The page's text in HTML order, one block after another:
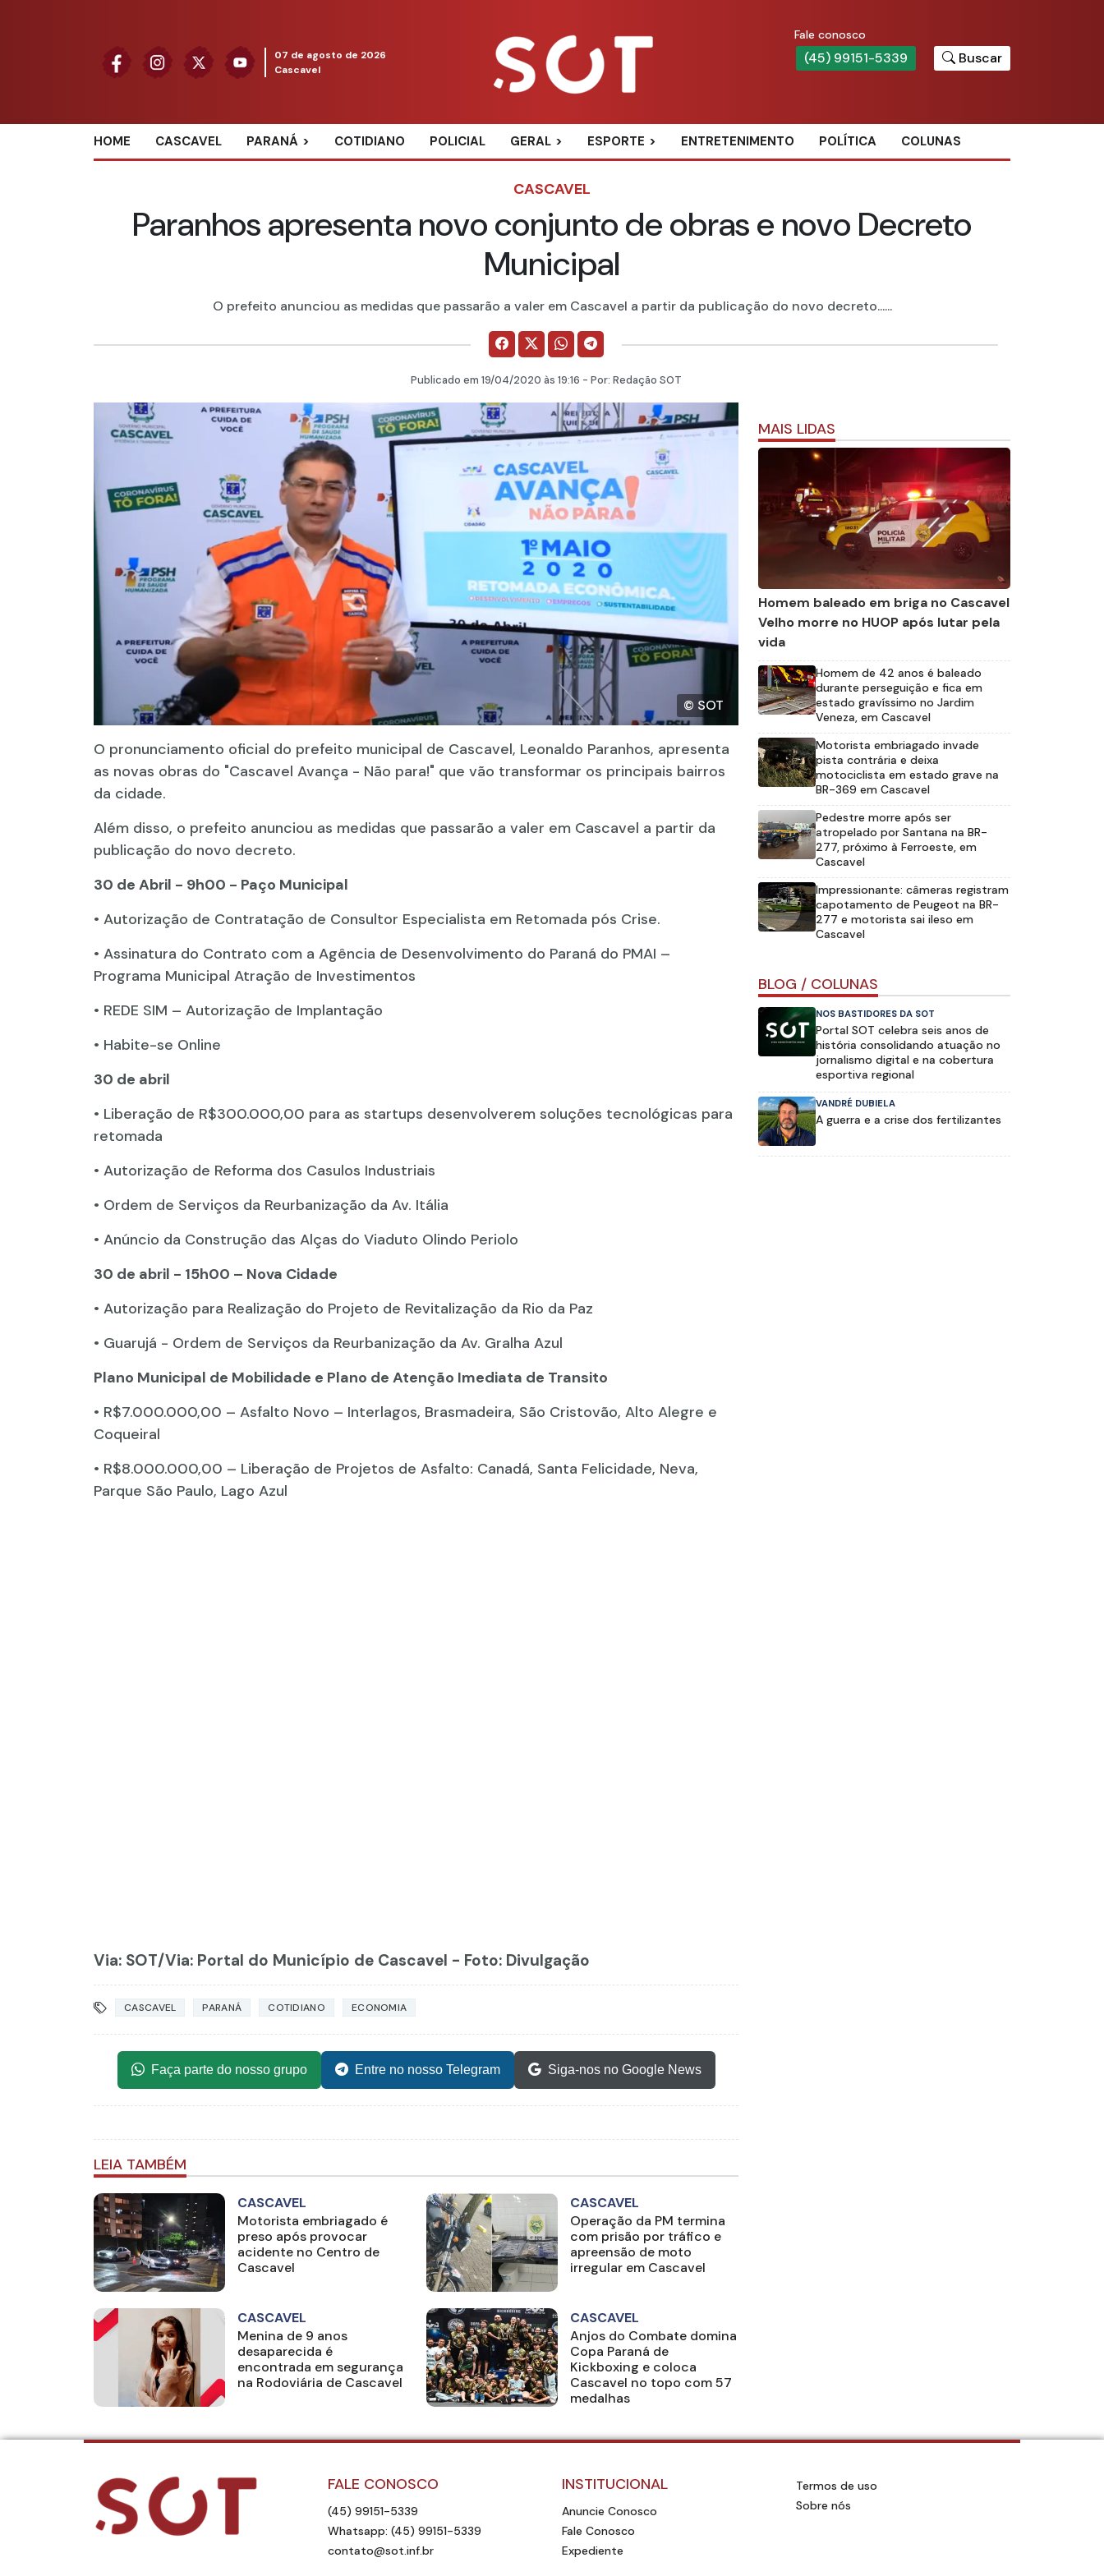
07 de agosto de 2026
Cascavel
Fale conosco
(45) 99151-5339 Buscar
HOME CASCAVEL PARANÁ COTIDIANO POLICIAL GERAL ESPORTE ENTRETENIMENTO POLÍTICA COLUNAS
CASCAVEL
Paranhos apresenta novo conjunto de obras e novo Decreto
Municipal
O prefeito anunciou as medidas que passarão a valer em Cascavel a partir da publicação do novo decreto......
Publicado em 19/04/2020 às 19:16 - Por: Redação SOT
© SOT
O pronunciamento oficial do prefeito municipal de Cascavel, Leonaldo Paranhos, apresenta
as novas obras do "Cascavel Avança - Não para!" que vão transformar os principais bairros
da cidade.
Além disso, o prefeito anunciou as medidas que passarão a valer em Cascavel a partir da
publicação do novo decreto.
30 de Abril - 9h00 - Paço Municipal
• Autorização de Contratação de Consultor Especialista em Retomada pós Crise.
• Assinatura do Contrato com a Agência de Desenvolvimento do Paraná do PMAI –
Programa Municipal Atração de Investimentos
• REDE SIM – Autorização de Implantação
• Habite-se Online
30 de abril
• Liberação de R$300.000,00 para as startups desenvolverem soluções tecnológicas para
retomada
• Autorização de Reforma dos Casulos Industriais
• Ordem de Serviços da Reurbanização da Av. Itália
• Anúncio da Construção das Alças do Viaduto Olindo Periolo
30 de abril - 15h00 – Nova Cidade
• Autorização para Realização do Projeto de Revitalização da Rio da Paz
• Guarujá - Ordem de Serviços da Reurbanização da Av. Gralha Azul
Plano Municipal de Mobilidade e Plano de Atenção Imediata de Transito
• R$7.000.000,00 – Asfalto Novo – Interlagos, Brasmadeira, São Cristovão, Alto Alegre e
Coqueiral
• R$8.000.000,00 – Liberação de Projetos de Asfalto: Canadá, Santa Felicidade, Neva,
Parque São Paulo, Lago Azul
Via: SOT/Via: Portal do Município de Cascavel - Foto: Divulgação
CASCAVEL PARANÁ COTIDIANO ECONOMIA
Faça parte do nosso grupo Entre no nosso Telegram Siga-nos no Google News
LEIA TAMBÉM
CASCAVEL
Motorista embriagado é
preso após provocar
acidente no Centro de
Cascavel
CASCAVEL
Operação da PM termina
com prisão por tráfico e
apreensão de moto
irregular em Cascavel
CASCAVEL
Menina de 9 anos
desaparecida é
encontrada em segurança
na Rodoviária de Cascavel
CASCAVEL
Anjos do Combate domina
Copa Paraná de
Kickboxing e coloca
Cascavel no topo com 57
medalhas
MAIS LIDAS
Homem baleado em briga no Cascavel
Velho morre no HUOP após lutar pela
vida
Homem de 42 anos é baleado
durante perseguição e fica em
estado gravíssimo no Jardim
Veneza, em Cascavel
Motorista embriagado invade
pista contrária e deixa
motociclista em estado grave na
BR-369 em Cascavel
Pedestre morre após ser
atropelado por Santana na BR-
277, próximo à Ferroeste, em
Cascavel
Impressionante: câmeras registram
capotamento de Peugeot na BR-
277 e motorista sai ileso em
Cascavel
BLOG / COLUNAS
NOS BASTIDORES DA SOT
Portal SOT celebra seis anos de
história consolidando atuação no
jornalismo digital e na cobertura
esportiva regional
VANDRÉ DUBIELA
A guerra e a crise dos fertilizantes
FALE CONOSCO
(45) 99151-5339
Whatsapp: (45) 99151-5339
contato@sot.inf.br
INSTITUCIONAL
Anuncie Conosco
Fale Conosco
Expediente
Termos de uso
Sobre nós